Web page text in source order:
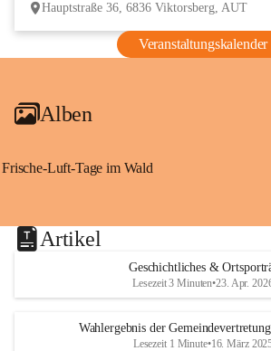
Hauptstraße 36, 6836 Viktorsberg, AUT
Veranstaltungskalender
Alben
Frische-Luft-Tage im Wald
Artikel
Geschichtliches &
Lesezeit 3 Minuten•23. Apr.
Wahlergebnis der
Lesezeit 1 Minute•16. März